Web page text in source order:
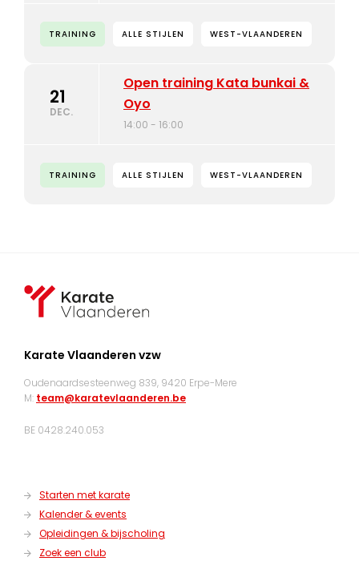
TRAINING ALLE STIJLEN WEST-VLAANDEREN
21
DEC.
Open training Kata bunkai &
Oyo
14:00 - 16:00
TRAINING ALLE STIJLEN WEST-VLAANDEREN
Karate Vlaanderen vzw
Oudenaardsesteenweg 839, 9420 Erpe-Mere
M: team@karatevlaanderen.be
BE 0428.240.053
Starten met karate
Kalender & events
Opleidingen & bijscholing
Zoek een club